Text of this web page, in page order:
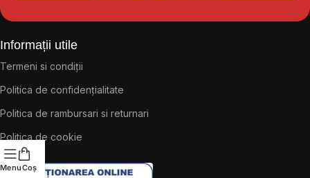
Informații utile
Termeni si condiții
Politica de confidențialitate
Politica de rambursari si returnari
Politica de cookie
MenuCoș